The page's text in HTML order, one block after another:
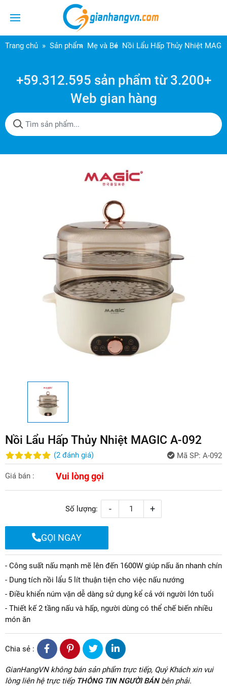
Trang chủ Sản phẩm Mẹ và Bé Nồi Lẩu Hấp Thủy Nhiệt
+59.312.595 sản phẩm từ 3.200+
Web gian hàng
Nồi Lẩu Hấp Thủy Nhiệt MAGIC A-092
(2 đánh giá) Mã SP: A-092
Giá bán : Vui lòng gọi
Số lượng: - +
GỌI NGAY
- Công suất nấu mạnh mẽ lên đến 1600W giúp nấu ăn nhanh chín
- Dung tích nồi lẩu 5 lít thuận tiện cho việc nấu nướng
- Điều khiển núm vặn dễ dàng sử dụng kể cả với người lớn tuổi
- Thiết kế 2 tầng nấu và hấp, người dùng có thể chế biến nhiều
món ăn
Chia sẻ :
GianHangVN không bán sản phẩm trực tiếp, Quý Khách xin vui
lòng liên hệ trực tiếp THÔNG TIN NGƯỜI BÁNbên phải.